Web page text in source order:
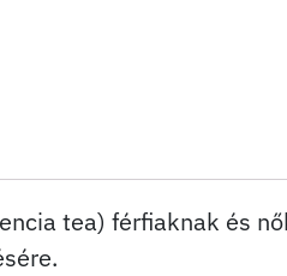
tea) férfiaknak és